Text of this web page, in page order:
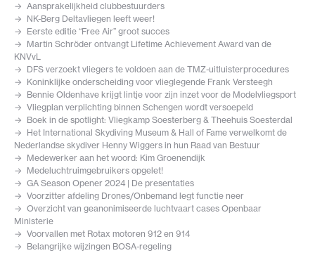
Aansprakelijkheid clubbestuurders
NK-Berg Deltavliegen leeft weer!
Eerste editie “Free Air” groot succes
Martin Schröder ontvangt Lifetime Achievement Award van de
KNVvL
DFS verzoekt vliegers te voldoen aan de TMZ-uitluisterprocedures
Koninklijke onderscheiding voor vlieglegende Frank Versteegh
Bennie Oldenhave krijgt lintje voor zijn inzet voor de Modelvliegsport
Vliegplan verplichting binnen Schengen wordt versoepeld
Boek in de spotlight: Vliegkamp Soesterberg & Theehuis Soesterdal
Het International Skydiving Museum & Hall of Fame verwelkomt de
Nederlandse skydiver Henny Wiggers in hun Raad van Bestuur
Medewerker aan het woord: Kim Groenendijk
Medeluchtruimgebruikers opgelet!
GA Season Opener 2024 | De presentaties
Voorzitter afdeling Drones/Onbemand legt functie neer
Overzicht van geanonimiseerde luchtvaart cases Openbaar
Ministerie
Voorvallen met Rotax motoren 912 en 914
Belangrijke wijzingen BOSA-regeling